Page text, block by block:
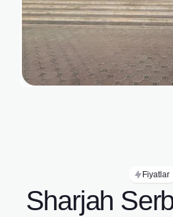
Fiyatlar
Sharjah